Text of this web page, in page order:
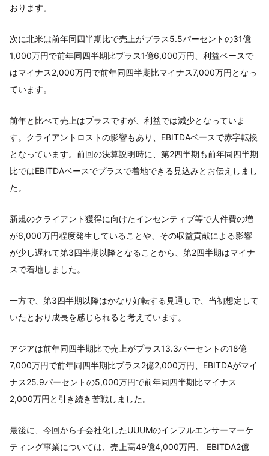
おります。
次に北米は前年同四半期比で売上がプラス5.5パーセントの31億
1,000万円で前年同四半期比プラス1億6,000万円、利益ベースで
はマイナス2,000万円で前年同四半期比マイナス7,000万円となっ
ています。
前年と比べて売上はプラスですが、利益では減少となっていま
す。クライアントロストの影響もあり、EBITDAベースで赤字転換
となっています。前回の決算説明時に、第2四半期も前年同四半期
比ではEBITDAベースでプラスで着地できる見込みとお伝えしまし
た。
新規のクライアント獲得に向けたインセンティブ等で人件費の増
が6,000万円程度発生していることや、その収益貢献による影響
が少し遅れて第3四半期以降となることから、第2四半期はマイナ
スで着地しました。
一方で、第3四半期以降はかなり好転する見通しで、当初想定して
いたとおり成長を感じられると考えています。
アジアは前年同四半期比で売上がプラス13.3パーセントの18億
7,000万円で前年同四半期比プラス2億2,000万円、EBITDAがマイ
ナス25.9パーセントの5,000万円で前年同四半期比マイナス
2,000万円と引き続き苦戦しました。
最後に、今回から子会社化したUUUMのインフルエンサーマーケ
ティング事業については、売上高49億4,000万円、 EBITDA2億